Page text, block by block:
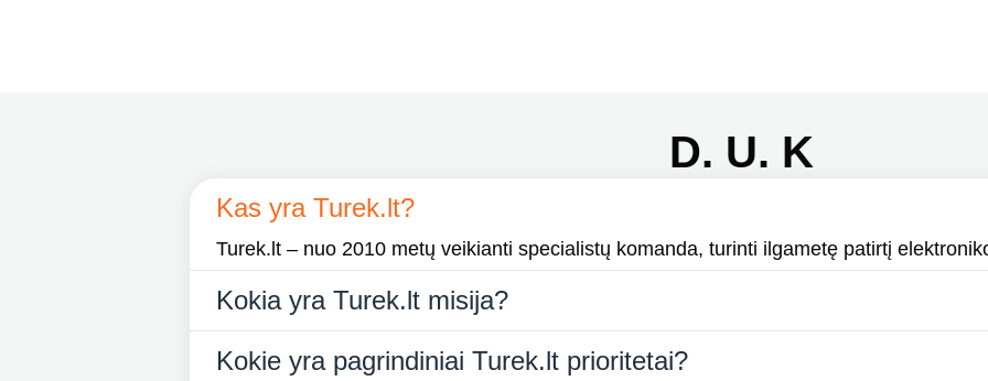
D. U. K
Kas yra Turek.lt?
Turek.lt – nuo 2010 metų veikianti specialistų komanda, turinti ilgametę patirtį
Kokia yra Turek.lt misija?
Kokie yra pagrindiniai Turek.lt prioritetai?